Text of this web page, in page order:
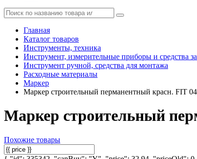
Главная
Каталог товаров
Инструменты, техника
Инструмент, измерительные приборы и средства
Инструмент ручной, средства для монтажа
Расходные материалы
Маркер
Маркер строительный перманентный красн. FIT
Маркер строительный
Похожие товары